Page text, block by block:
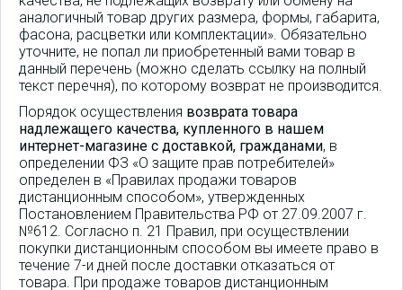
аналогичный товар других размера, формы, габарита,
фасона, расцветки или комплектации». Обязательно
уточните, не попал ли приобретенный вами товар в
данный перечень (можно сделать ссылку на полный
текст перечня), по которому возврат не производится.
Порядок осуществления возврата товара
надлежащего качества, купленного в нашем
интернет-магазине с доставкой, гражданами, в
определении ФЗ «О защите прав потребителей»
определен в «Правилах продажи товаров
дистанционным способом», утвержденных
Постановлением Правительства РФ от 27.09.2007 г.
№612. Согласно п. 21 Правил, при осуществлении
покупки дистанционным способом вы имеете право в
течение 7-и дней после доставки отказаться от
товара. При продаже товаров дистанционным